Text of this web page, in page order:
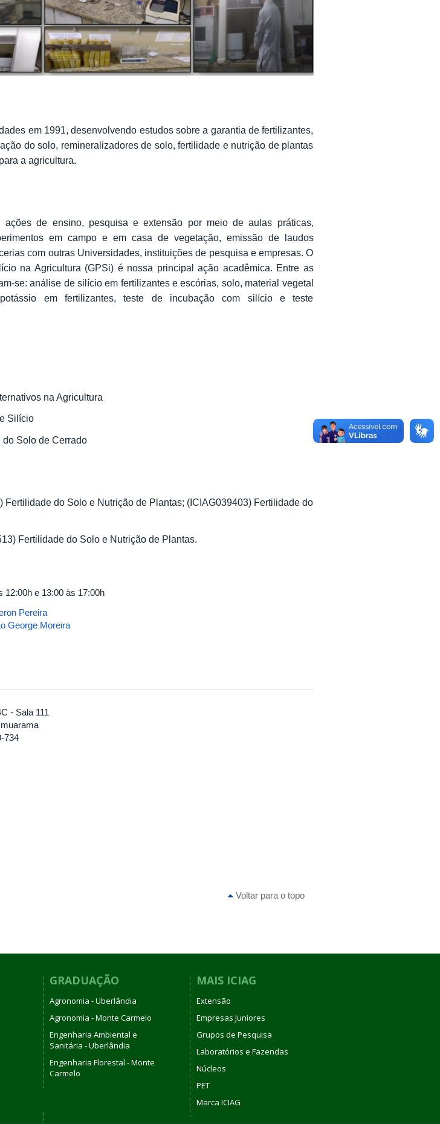
em 1991, desenvolvendo estudos sobre a garantia de fertilizantes,
do solo, remineralizadores de solo, fertilidade e nutrição de plantas
a agricultura.
ações de ensino, pesquisa e extensão por meio de aulas práticas,
em campo e em casa de vegetação, emissão de laudos
com outras Universidades, instituições de pesquisa e empresas. O
na Agricultura (GPSi) é nossa principal ação acadêmica. Entre as
se: análise de silício em fertilizantes e escórias, solo, material vegetal
em fertilizantes, teste de incubação com silício e teste
na Agricultura
Silício
Solo de Cerrado
Fertilidade do Solo e Nutrição de Plantas; (ICIAG039403) Fertilidade do
Fertilidade do Solo e Nutrição de Plantas.
12:00h e 13:00 às 17:00h
Pereira
George Moreira
- Sala 111
734
Voltar para o topo
GRADUAÇÃO
Agronomia - Uberlândia
Agronomia - Monte Carmelo
Engenharia Ambiental e
Sanitária - Uberlândia
Engenharia Florestal - Monte
Carmelo
MAIS ICIAG
Extensão
Empresas Juniores
Grupos de Pesquisa
Laboratórios e Fazendas
Núcleos
PET
Marca ICIAG